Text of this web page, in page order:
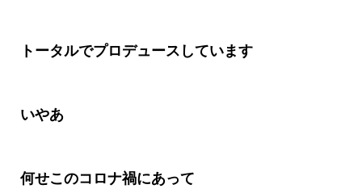
トータルでプロデュースしています
いやあ
何せこのコロナ禍にあって